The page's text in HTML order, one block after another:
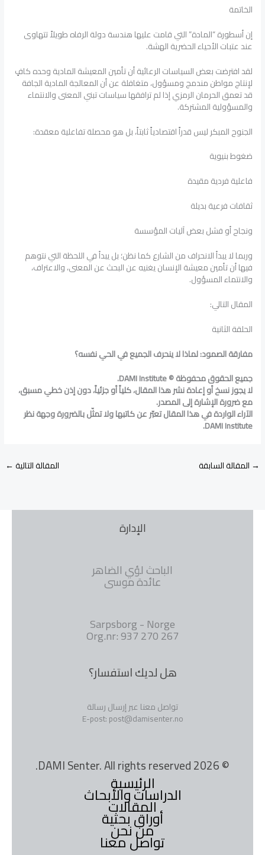
الخاتمة
إن أسطورة “المادة” التي قامت عليها هندسة دولة الرفاه طويلاً تتهاوى
عند عتبات الأحياء الحضرية الهشة.
لقد افترضت بعض السياسات الرعائية أن تأمين المعيشة المادية وحده كافٍ
لإنتاج مواطن مندمج ومسؤول، متغافلة عن أن المعالجة المادية الجافة
قد تعمق الحرمان الرمزي إذا لم ترافقها سياسات تبني المعنى والانتماء
والمسؤولية المشتركة.
الجنوح المبكر ليس قدراً اقتصادياً ثابتاً، بل هو محصلة تفاعلية معقدة:
ضغوط بنيوية
فاعلية فردية مقيدة
ثقافات فرعية بديلة
ونجاح أو فشل بعض آليات المؤسسة
وربما لا يبدأ الانحراف من الشارع كما نظن؛ بل يبدأ في اللحظة التي نتوهم
فيها أن تأمين معيشة الإنسان يغنيه عن البحث عن المعنى، والاعتراف،
والانتماء المسؤول.
المقال التالي:
الحلقة الثانية
مفارقة الصمود: لماذا لا ينحرف الجميع في الحي نفسه؟
جميع الحقوق محفوظة ©DAMI Institute
.
لا يجوز نسخ أو إعادة نشر هذا المقال، كلياً أو جزئياً، دون إذن خطي مسبق،
مع ضرورة الإشارة إلى المصدر.
الآراء الواردة في هذا المقال تعبّر عن كاتبها ولا تمثّل بالضرورة وجهة نظر
DAMI Institute
.
→ المقالة السابقة المقالة التالية←
الإدارة
الباحث لؤي الضاهر
عائدة موسى
Sarpsborg - Norge
Org.nr: 937 270 267
هل لديك استفسار؟
تواصل معنا عبر إرسال رسالة
E-post: post@damisenter.no
© 2026 DAMI Senter. All rights reserved.
الرئيسية
الدراسات والأبحاث
المقالات
أوراق بحثية
من نحن
تواصل معنا